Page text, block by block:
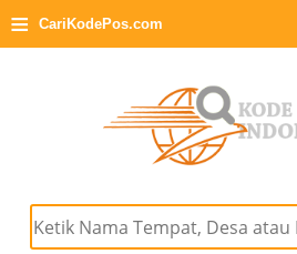
≡ CariKodePos.com